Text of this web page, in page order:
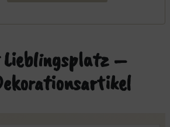
Lieblingsplatz –